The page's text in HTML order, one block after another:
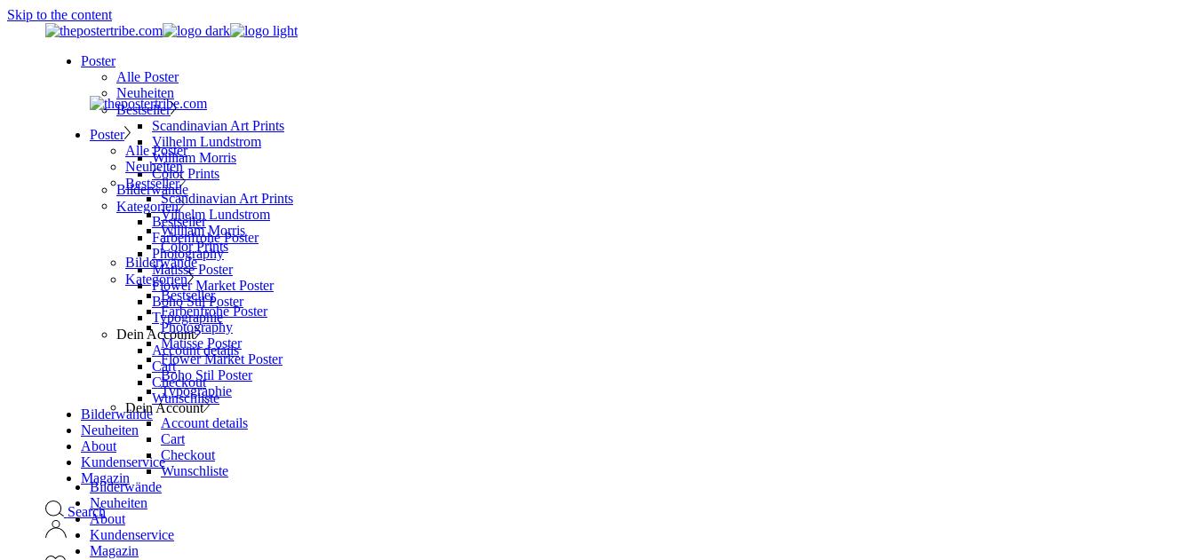
Skip to the content
Poster
Alle Poster
Neuheiten
Bestseller
Scandinavian Art Prints
Vilhelm Lundstrom
William Morris
Color Prints
Bilderwände
Kategorien
Bestseller
Farbenfrohe Poster
Photography
Matisse Poster
Flower Market Poster
Boho Stil Poster
Typographie
Dein Account
Account details
Cart
Checkout
Wunschliste
Bilderwände
Neuheiten
About
Kundenservice
Magazin
Search
Poster
Alle Poster
Neuheiten
Bestseller
Scandinavian Art Prints
Vilhelm Lundstrom
William Morris
Color Prints
Bilderwände
Kategorien
Bestseller
Farbenfrohe Poster
Photography
Matisse Poster
Flower Market Poster
Boho Stil Poster
Typographie
Dein Account
Account details
Cart
Checkout
Wunschliste
Bilderwände
Neuheiten
About
Kundenservice
Magazin